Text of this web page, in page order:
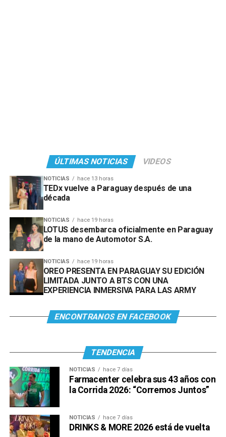
ÚLTIMAS NOTICIAS VIDEOS
NOTICIAS hace 13 horas
TEDx vuelve a Paraguay después de una
década
NOTICIAS hace 19 horas
LOTUS desembarca oficialmente en Paraguay
de la mano de Automotor S.A.
NOTICIAS hace 19 horas
OREO PRESENTA EN PARAGUAY SU EDICIÓN
LIMITADA JUNTO A BTS CON UNA
EXPERIENCIA INMERSIVA PARA LAS ARMY
ENCONTRANOS EN FACEBOOK
TENDENCIA
NOTICIAS hace 7 días
Farmacenter celebra sus 43 años con
la Corrida 2026: “Corremos Juntos”
NOTICIAS hace 7 días
DRINKS & MORE 2026 está de vuelta